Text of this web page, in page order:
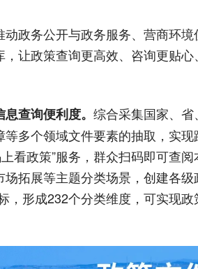
政务公开与政务服务、营商环
让政策查询更高效、咨询更贴
查询便利度。 综合采集国家、
多个领域文件要素的抽取，实
上看政策”服务，群众扫码即可
拓展等主题分类场景，创建各
，形成232个分类维度，可实现